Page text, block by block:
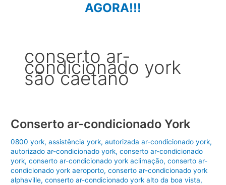
AGORA!!!
conserto ar-
condicionado york
são caetano
Conserto ar-condicionado York
0800 york,assistência york,autorizada ar-condicionado york,
autorizado ar-condicionado york,conserto ar-condicionado
york,conserto ar-condicionado york aclimação,conserto ar-
condicionado york aeroporto,conserto ar-condicionado york
alphaville,conserto ar-condicionado york alto da boa vista,